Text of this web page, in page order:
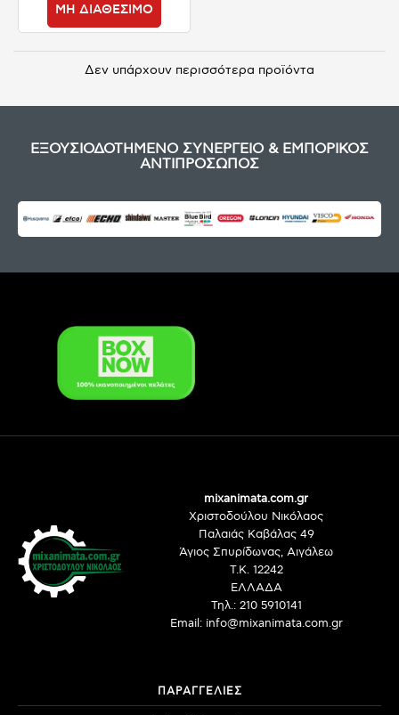
ΜΗ ΔΙΑΘΕΣΙΜΟ
Δεν υπάρχουν περισσότερα προϊόντα
ΕΞΟΥΣΙΟΔΟΤΗΜΕΝΟ ΣΥΝΕΡΓΕΙΟ & ΕΜΠΟΡΙΚΟΣ
ΑΝΤΙΠΡΟΣΩΠΟΣ
mixanimata.com.gr
Χριστοδούλου Νικόλαος
Παλαιάς Καβάλας 49
Άγιος Σπυρίδωνας, Αιγάλεω
Τ.Κ. 12242
ΕΛΛΑΔΑ
Τηλ.: 210 5910141
Email: info@mixanimata.com.gr
ΠΑΡΑΓΓΕΛΙΕΣ